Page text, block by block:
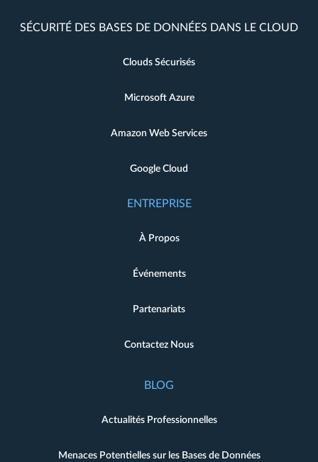
SÉCURITÉ DES BASES DE DONNÉES DANS LE CLOUD
Clouds Sécurisés
Microsoft Azure
Amazon Web Services
Google Cloud
ENTREPRISE
À Propos
Événements
Partenariats
Contactez Nous
BLOG
Actualités Professionnelles
Menaces Potentielles sur les Bases de Données